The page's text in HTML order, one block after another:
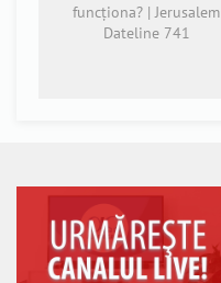
funcționa? | Jerusalem
Dateline 741